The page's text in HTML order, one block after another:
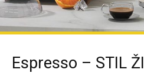
Espresso – STIL